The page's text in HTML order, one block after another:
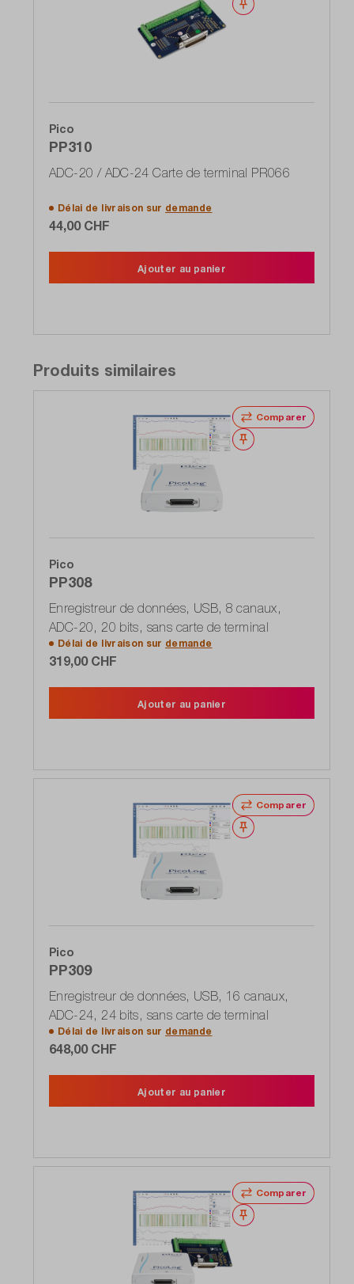
Noter
Pico
PP310
ADC-20 / ADC-24 Carte de terminal PR066
Délai de livraison sur demande
44,00 CHF
Ajouter au panier
Produits similaires
Comparer
Noter
Pico
PP308
Enregistreur de données, USB, 8 canaux,
ADC-20, 20 bits, sans carte de terminal
Délai de livraison sur demande
319,00 CHF
Ajouter au panier
Comparer
Noter
Pico
PP309
Enregistreur de données, USB, 16 canaux,
ADC-24, 24 bits, sans carte de terminal
Délai de livraison sur demande
648,00 CHF
Ajouter au panier
Comparer
Noter